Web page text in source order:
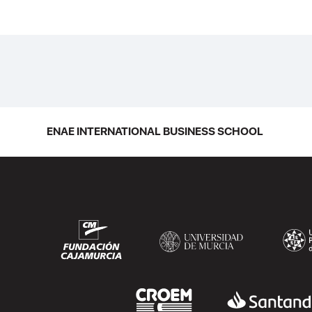
ENAE INTERNATIONAL BUSINESS SCHOOL